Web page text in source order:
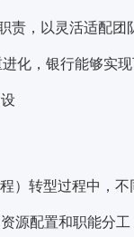
责，以灵活适配
化，银行能够实
）转型过程中，
源配置和职能分